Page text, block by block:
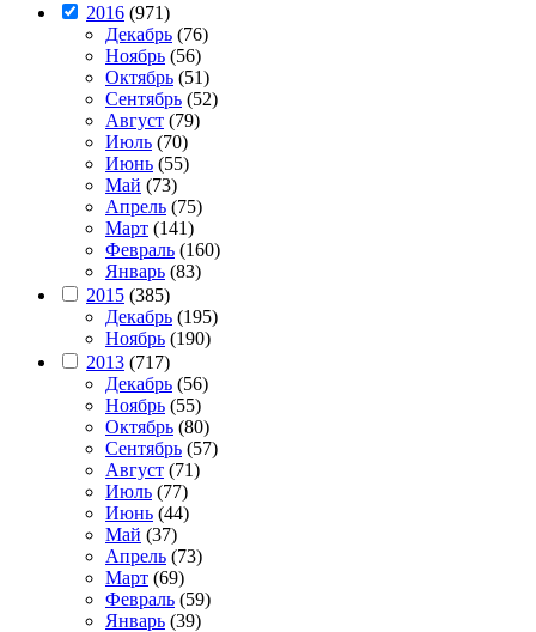
2016 (971)
Декабрь (76)
Ноябрь (56)
Октябрь (51)
Сентябрь (52)
Август (79)
Июль (70)
Июнь (55)
Май (73)
Апрель (75)
Март (141)
Февраль (160)
Январь (83)
2015 (385)
Декабрь (195)
Ноябрь (190)
2013 (717)
Декабрь (56)
Ноябрь (55)
Октябрь (80)
Сентябрь (57)
Август (71)
Июль (77)
Июнь (44)
Май (37)
Апрель (73)
Март (69)
Февраль (59)
Январь (39)